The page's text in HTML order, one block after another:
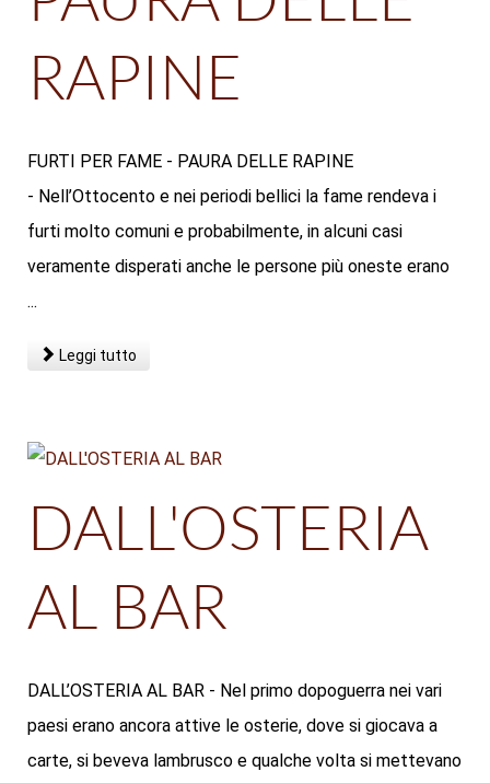
RAPINE
FURTI PER FAME - PAURA DELLE RAPINE
- Nell’Ottocento e nei periodi bellici la fame rendeva i
furti molto comuni e probabilmente, in alcuni casi
veramente disperati anche le persone più oneste erano
...
Leggi tutto
DALL'OSTERIA
AL BAR
DALL’OSTERIA AL BAR - Nel primo dopoguerra nei vari
paesi erano ancora attive le osterie, dove si giocava a
carte, si beveva lambrusco e qualche volta si mettevano